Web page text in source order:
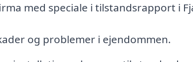
med speciale i tilstandsrapport i
og problemer i ejendommen.